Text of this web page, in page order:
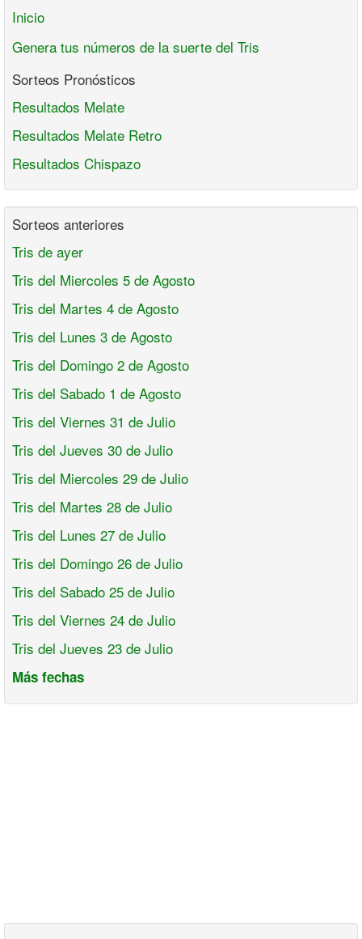
Inicio
Genera tus números de la suerte del Tris
Sorteos Pronósticos
Resultados Melate
Resultados Melate Retro
Resultados Chispazo
Sorteos anteriores
Tris de ayer
Tris del Miercoles 5 de Agosto
Tris del Martes 4 de Agosto
Tris del Lunes 3 de Agosto
Tris del Domingo 2 de Agosto
Tris del Sabado 1 de Agosto
Tris del Viernes 31 de Julio
Tris del Jueves 30 de Julio
Tris del Miercoles 29 de Julio
Tris del Martes 28 de Julio
Tris del Lunes 27 de Julio
Tris del Domingo 26 de Julio
Tris del Sabado 25 de Julio
Tris del Viernes 24 de Julio
Tris del Jueves 23 de Julio
Más fechas